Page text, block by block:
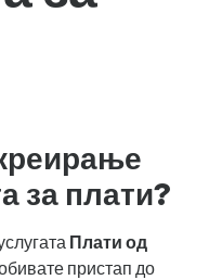
за плати?
Плати од
пристап до